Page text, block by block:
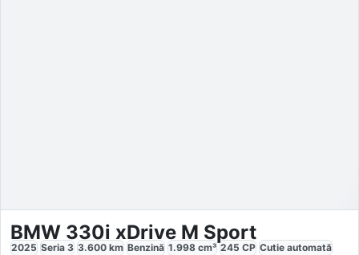
BMW 330i xDrive M Sport
2025 Seria 3 3.600 km Benzină 1.998 cm³ 245 CP Cutie automată